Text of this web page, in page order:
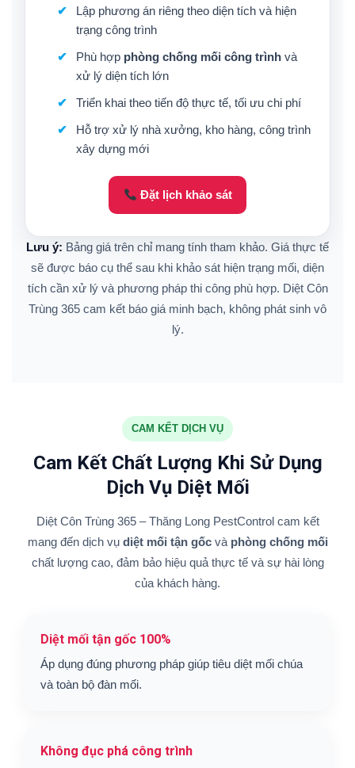
Lập phương án riêng theo diện tích và hiện
trạng công trình
Phù hợp phòng chống mối công trìnhvà
xử lý diện tích lớn
Triển khai theo tiến độ thực tế, tối ưu chi phí
Hỗ trợ xử lý nhà xưởng, kho hàng, công trình
xây dựng mới
Đặt lịch khảo sát
Lưu ý: Bảng giá trên chỉ mang tính tham khảo. Giá thực tế
sẽ được báo cụ thể sau khi khảo sát hiện trạng mối, diện
tích cần xử lý và phương pháp thi công phù hợp. Diệt Côn
Trùng 365 cam kết báo giá minh bạch, không phát sinh vô
lý.
CAM KẾT DỊCH VỤ
Cam Kết Chất Lượng Khi Sử Dụng
Dịch Vụ Diệt Mối
Diệt Côn Trùng 365 – Thăng Long PestControl cam kết
mang đến dịch vụ diệt mối tận gốcvà phòng chống mối
chất lượng cao, đảm bảo hiệu quả thực tế và sự hài lòng
của khách hàng.
Diệt mối tận gốc 100%
Áp dụng đúng phương pháp giúp tiêu diệt mối chúa
và toàn bộ đàn mối.
Không đục phá công trình